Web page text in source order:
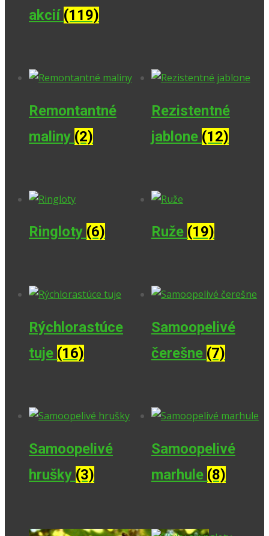
akcií (119)
Remontantné
maliny (2)
Rezistentné
jablone (12)
Ringloty (6) Ruže (19)
Rýchlorastúce
tuje (16)
Samoopelivé
čerešne (7)
Samoopelivé
hrušky (3)
Samoopelivé
marhule (8)